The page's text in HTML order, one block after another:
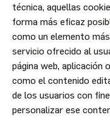
técnica, aquellas
forma más eficaz
como un elemento
servicio ofrecido al
página web, aplicación
como el contenido
de los usuarios con
personalizar ese